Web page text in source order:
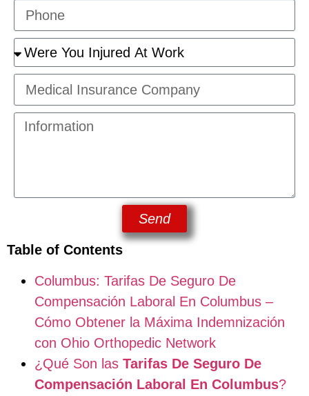
Send
Table of Contents
Columbus: Tarifas De Seguro De
Compensación Laboral En Columbus –
Cómo Obtener la Máxima Indemnización
con Ohio Orthopedic Network
¿Qué Son las Tarifas De Seguro De
Compensación Laboral En Columbus?